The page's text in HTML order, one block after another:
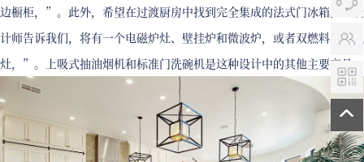
边橱柜，”。此外，希望在过渡厨房中找到完全集成的法式门冰箱。“设
计师告诉我们，将有一个电磁炉灶、壁挂炉和微波炉，或者双燃料或燃气
灶，”。上吸式抽油烟机和标准门洗碗机是这种设计中的其他主要产品。